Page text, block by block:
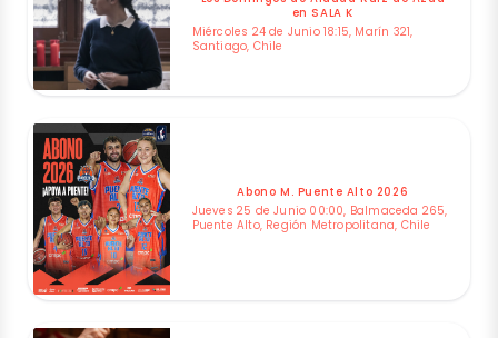
en SALA K
Miércoles 24 de Junio 18:15, Marín 321,
Santiago, Chile
Abono M. Puente Alto 2026
Jueves 25 de Junio 00:00, Balmaceda 265,
Puente Alto, Región Metropolitana, Chile